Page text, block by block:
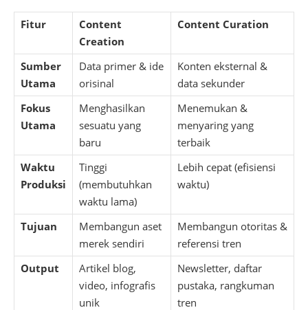
Fitur
Content
Creation
Content Curation
Sumber
Utama
Data primer & ide
orisinal
Konten eksternal &
data sekunder
Fokus
Utama
Menghasilkan
sesuatu yang
baru
Menemukan &
menyaring yang
terbaik
Waktu
Produksi
Tinggi
(membutuhkan
waktu lama)
Lebih cepat (efisiensi
waktu)
Tujuan
Membangun aset
merek sendiri
Membangun otoritas &
referensi tren
Output
Artikel blog,
video, infografis
unik
Newsletter, daftar
pustaka, rangkuman
tren